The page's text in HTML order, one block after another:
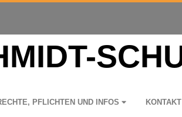
PFLICH­TEN UND INFOS KON­TAKT